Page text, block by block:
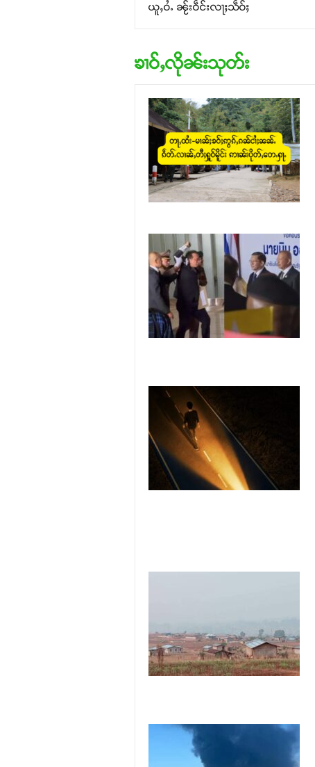
ယူႇဝႆႉ ၼႂ်းဝဵင်းလႃႈသဵဝ်ႈ
ၶၢဝ်ႇလိုၼ်းသုတ်း